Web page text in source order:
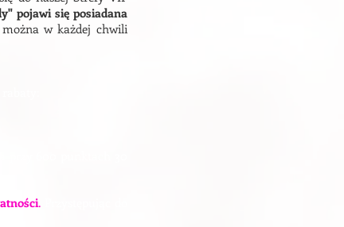
pojawi się posiadana
w każdej chwili
.